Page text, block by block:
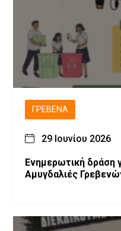
ΓΡΕΒΕΝΆ
29 Ιουνίου 2026
Ενημερωτική δράση
Αμυγδαλιές